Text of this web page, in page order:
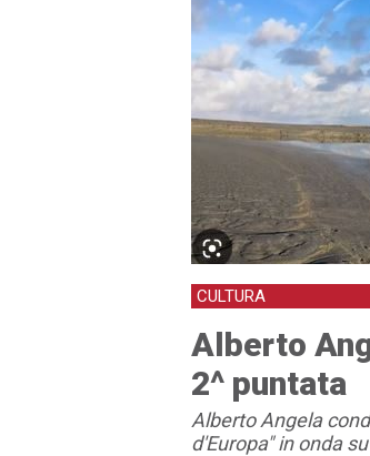
CULTURA
Alberto
2^ puntata
Alberto Angela
d'Europa" in onda